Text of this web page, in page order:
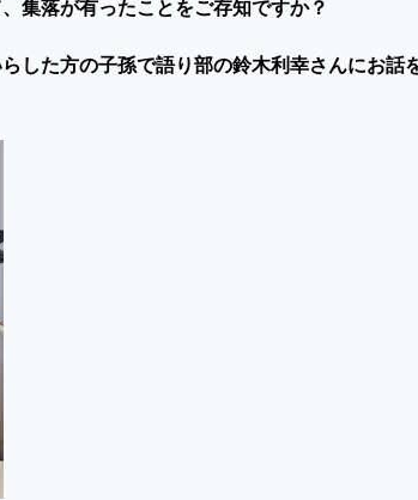
集落が有ったことをご存知ですか？
した方の子孫で語り部の鈴木利幸さんにお話